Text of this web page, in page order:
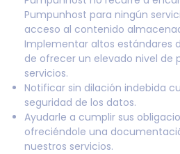
Pumpunhost para ningún
acceso al contenido
Implementar altos estándares
de ofrecer un elevado nivel de
servicios.
Notificar sin dilación indebida
seguridad de los datos.
Ayudarle a cumplir sus
ofreciéndole una
nuestros servicios.